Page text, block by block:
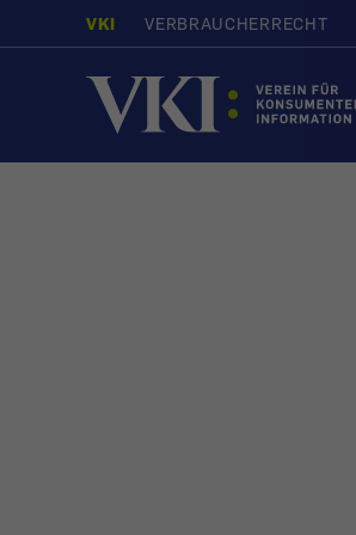
VKI VERBRAUCHERRECHT
Startseite